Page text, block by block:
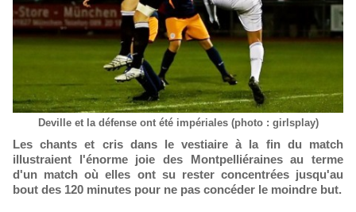
Deville et la défense ont été impériales (photo : girlsplay)
Les chants et cris dans le vestiaire à la fin du match
illustraient l'énorme joie des Montpelliéraines au terme
d'un match où elles ont su rester concentrées jusqu'au
bout des 120 minutes pour ne pas concéder le moindre but.